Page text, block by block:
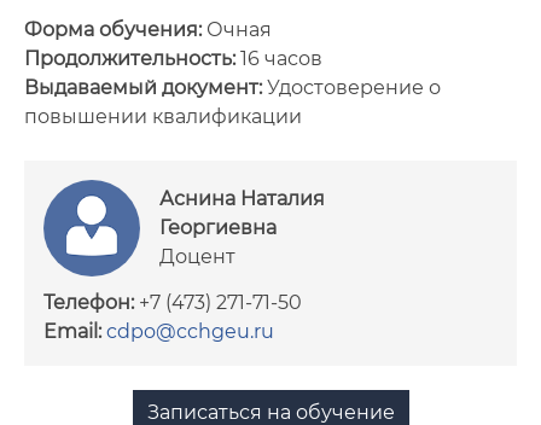
Курсы для педагогических работников
Заявка на разработку образовательной
программы
Сотрудники
Документы
Нормативное обеспечение
образовательных программ
Форма обучения: Очная
Продолжительность:16 часов
Выдаваемый документ:Удостоверение о
повышении квалификации
Аснина Наталия
Георгиевна
Доцент
Телефон:+7 (473) 271-71-50
Email: cdpo@cchgeu.ru
Записаться на обучение